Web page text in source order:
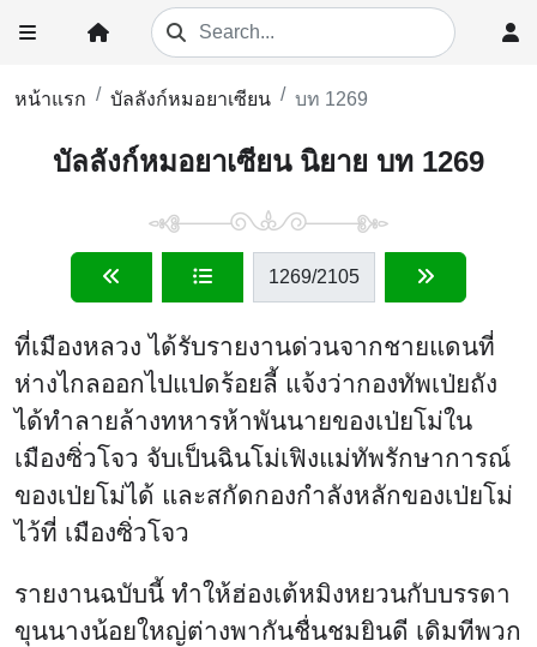
หน้าแรก บัลลังก์หมอยาเซียน บท 1269
บัลลังก์หมอยาเซียน นิยาย บท 1269
1269/2105
ที่เมืองหลวง ได้รับรายงานด่วนจากชายแดนที่
ห่างไกลออกไปแปดร้อยลี้ แจ้งว่ากองทัพเป่ยถัง
ได้ทำลายล้างทหารห้าพันนายของเป่ยโม่ใน
เมืองซิ่วโจว จับเป็นฉินโม่เฟิงแม่ทัพรักษาการณ์
ของเป่ยโม่ได้ และสกัดกองกำลังหลักของเป่ยโม่
ไว้ที่ เมืองซิ่วโจว
รายงานฉบับนี้ ทำให้ฮ่องเต้หมิงหยวนกับบรรดา
ขุนนางน้อยใหญ่ต่างพากันชื่นชมยินดี เดิมทีพวก